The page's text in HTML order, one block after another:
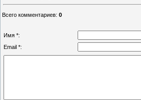
Всего комментариев: 0
Имя *:
Email *: